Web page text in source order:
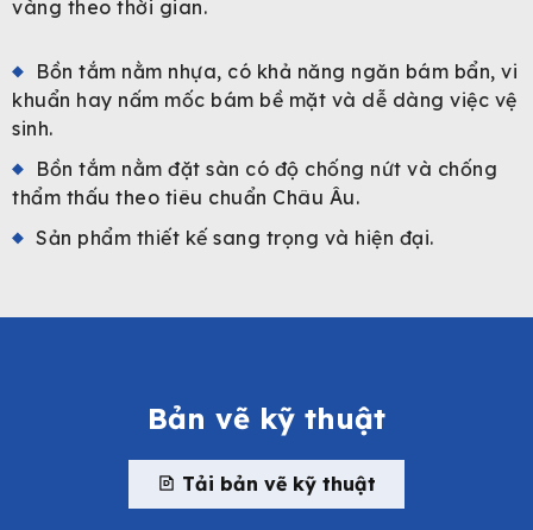
vàng theo thời gian.
Bồn tắm nằm nhựa, có khả năng ngăn bám bẩn, vi
khuẩn hay nấm mốc bám bề mặt và dễ dàng việc vệ
sinh.
Bồn tắm nằm đặt sàn có độ chống nứt và chống
thẩm thấu theo tiêu chuẩn Châu Âu.
Sản phẩm thiết kế sang trọng và hiện đại.
Bản vẽ kỹ thuật
Tải bản vẽ kỹ thuật